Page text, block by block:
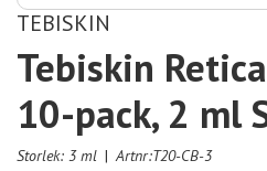
TEBISKIN
Tebiskin
10-pack, 2 ml
Storlek: 3 ml | Artnr:T20-CB-3